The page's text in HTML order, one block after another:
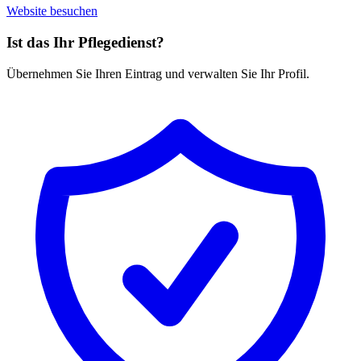
Website besuchen
Ist das Ihr Pflegedienst?
Übernehmen Sie Ihren Eintrag und verwalten Sie Ihr Profil.